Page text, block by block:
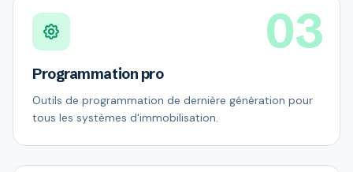
03
Programmation pro
Outils de programmation de dernière génération pour
tous les systèmes d'immobilisation.